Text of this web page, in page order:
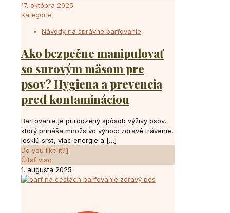
17. októbra 2025
Kategórie
Návody na správne barfovanie
Ako bezpečne manipulovať
so surovým mäsom pre
psov? Hygiena a prevencia
pred kontamináciou
Barfovanie je prirodzený spôsob výživy psov,
ktorý prináša množstvo výhod: zdravé trávenie,
lesklú srsť, viac energie a […]
Do you like it?1
Čítať viac
1. augusta 2025